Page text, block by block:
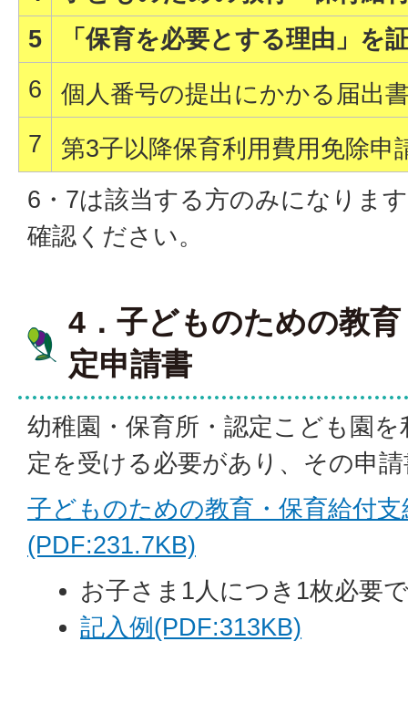
5
「保育を必要とする理由」を
6
個人番号の提出にかかる届出
7
第3子以降保育利用費用免除申
6・7は該当する方のみになりま
確認ください。
4．子どものための教
定申請書
幼稚園・保育所・認定こども園
定を受ける必要があり、その申
子どものための教育・保育給付
(PDF:231.7KB)
お子さま1人につき1枚必要
記入例(PDF:313KB)